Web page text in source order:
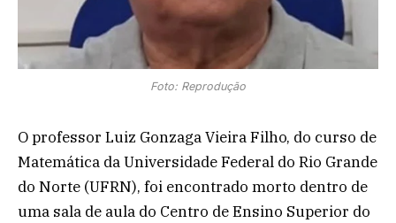
Foto: Reprodução
O professor Luiz Gonzaga Vieira Filho, do curso de
Matemática da Universidade Federal do Rio Grande
do Norte (UFRN), foi encontrado morto dentro de
uma sala de aula do Centro de Ensino Superior do